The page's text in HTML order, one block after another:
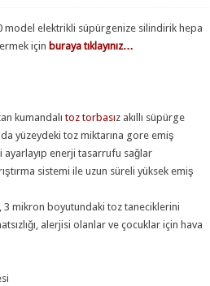
model elektrikli süpürgenize silindirik hepa
için buraya tıklayınız…
kumandalı toz torbasız akıllı süpürge
yüzeydeki toz miktarına gore emiş
ayarlayıp enerji tasarrufu sağlar
sistemi ile uzun süreli yüksek emiş
3 mikron boyutundaki toz taneciklerini
alerjisi olanlar ve çocuklar için hava